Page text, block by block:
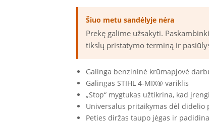
€519.00.
Šiuo metu sandėlyje nėra
Prekę galime užsakyti.
tikslų pristatymo terminą ir
Galinga benzininė krūmapjovė
Galingas STIHL 4-MIX® variklis
„Stop“ mygtukas užtikrina, kad
Universalus pritaikymas dėl
Peties diržas taupo jėgas ir